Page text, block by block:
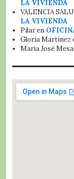
LA VIVIENDA
VALENCIA
LA VIVIENDA
Pilaren
Gloria Martinez
María José